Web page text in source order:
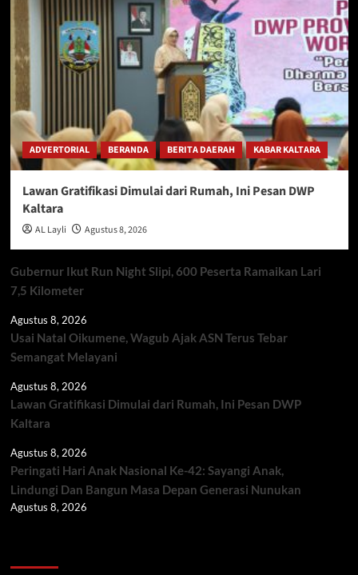
ADVERTORIAL BERANDA BERITA DAERAH KABAR KALTARA
Lawan Gratifikasi Dimulai dari Rumah, Ini Pesan DWP
Kaltara
AL Layli Agustus 8, 2026
Gubernur Ikut Run Night Slipi, 600 Peserta Ramaikan Lari
7,5 Kilometer
Agustus 8, 2026
Usai Natal Oikumene, Wagub Ajak ASN Terus Tebar
Semangat Melayani
Agustus 8, 2026
Lawan Gratifikasi Dimulai dari Rumah, Ini Pesan DWP
Kaltara
Agustus 8, 2026
Peringati Hari Anak Nasional Ke-42: Sayangi Anak,
Lindungi Dan Bangun Masa Depan Generasi Nunukan
Agustus 8, 2026